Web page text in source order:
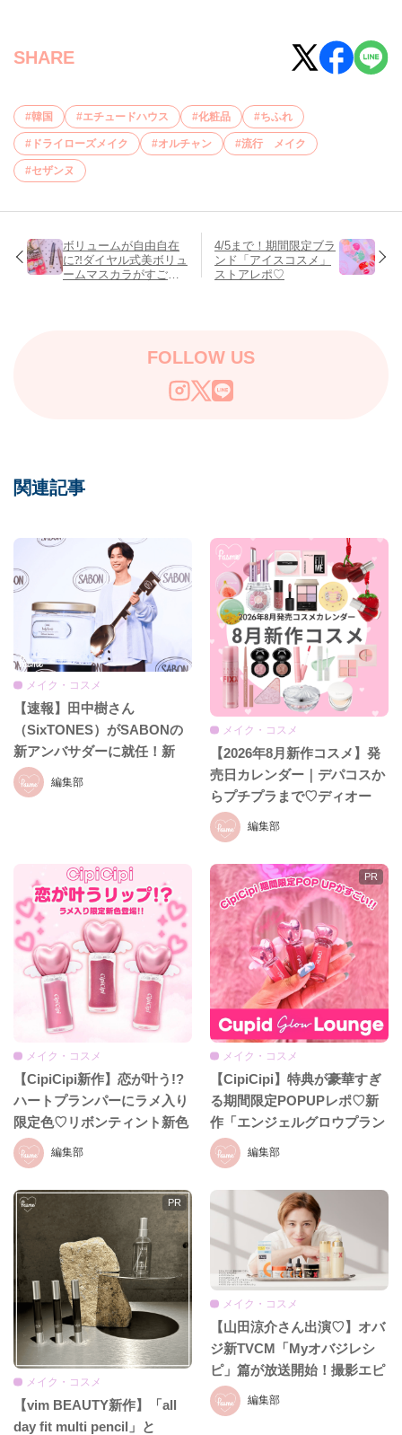
SHARE
韓国 エチュードハウス 化粧品 ちふれ
ドライローズメイク オルチャン 流行 メイク
セザンヌ
ボリュームが自由自在
に⁈ダイヤル式美ボリュ
ームマスカラがすごい
4/5まで！期間限定ブラ
ンド「アイスコスメ」
ストアレポ♡
FOLLOW US
関連記事
編集部
メイク・コスメ
【速報】田中樹さん
（SixTONES）がSABONの
新アンバサダーに就任！新
CM初公開＆就任発表会をレ
ポ♡
編集部
メイク・コスメ
【2026年8月新作コスメ】発
売日カレンダー｜デパコスか
らプチプラまで♡ディオー
ル、イヴ・サンローラン、ケ
イト、セザンヌほか話題ブラ
ンドまとめ
編集部
メイク・コスメ
【CipiCipi新作】恋が叶う!?
ハートプランパーにラメ入り
限定色♡リボンティント新色
も8月19日発売
編集部
メイク・コスメ
【CipiCipi】特典が豪華すぎ
る期間限定POPUPレポ♡新
作「エンジェルグロウプラン
パー」も必見!!
メイク・コスメ
【vim BEAUTY新作】「all
day fit multi pencil」と
編集部
メイク・コスメ
【山田涼介さん出演♡】オバ
ジ新TVCM「Myオバジレシ
ピ」篇が放送開始！撮影エピ
ソード＆インタビュー全文を
お届け